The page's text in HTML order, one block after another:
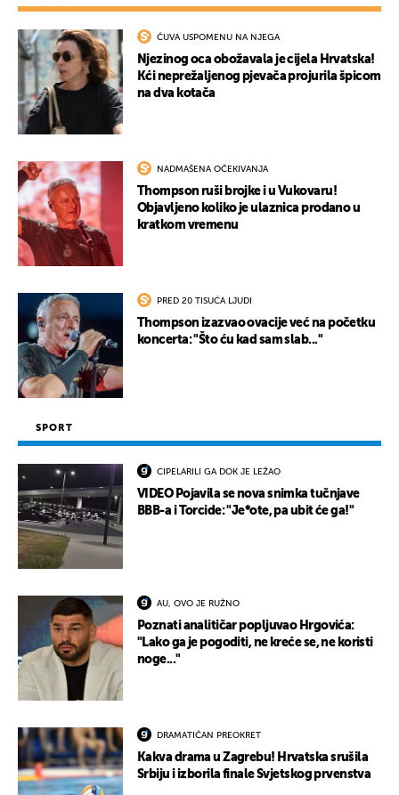
ČUVA USPOMENU NA NJEGA
Njezinog oca obožavala je cijela Hrvatska!
Kći neprežaljenog pjevača projurila špicom
na dva kotača
NADMAŠENA OČEKIVANJA
Thompson ruši brojke i u Vukovaru!
Objavljeno koliko je ulaznica prodano u
kratkom vremenu
PRED 20 TISUĆA LJUDI
Thompson izazvao ovacije već na početku
koncerta: "Što ću kad sam slab..."
SPORT
CIPELARILI GA DOK JE LEŽAO
VIDEO Pojavila se nova snimka tučnjave
BBB-a i Torcide: "Je*ote, pa ubit će ga!"
AU, OVO JE RUŽNO
Poznati analitičar popljuvao Hrgovića:
"Lako ga je pogoditi, ne kreće se, ne koristi
noge..."
DRAMATIČAN PREOKRET
Kakva drama u Zagrebu! Hrvatska srušila
Srbiju i izborila finale Svjetskog prvenstva